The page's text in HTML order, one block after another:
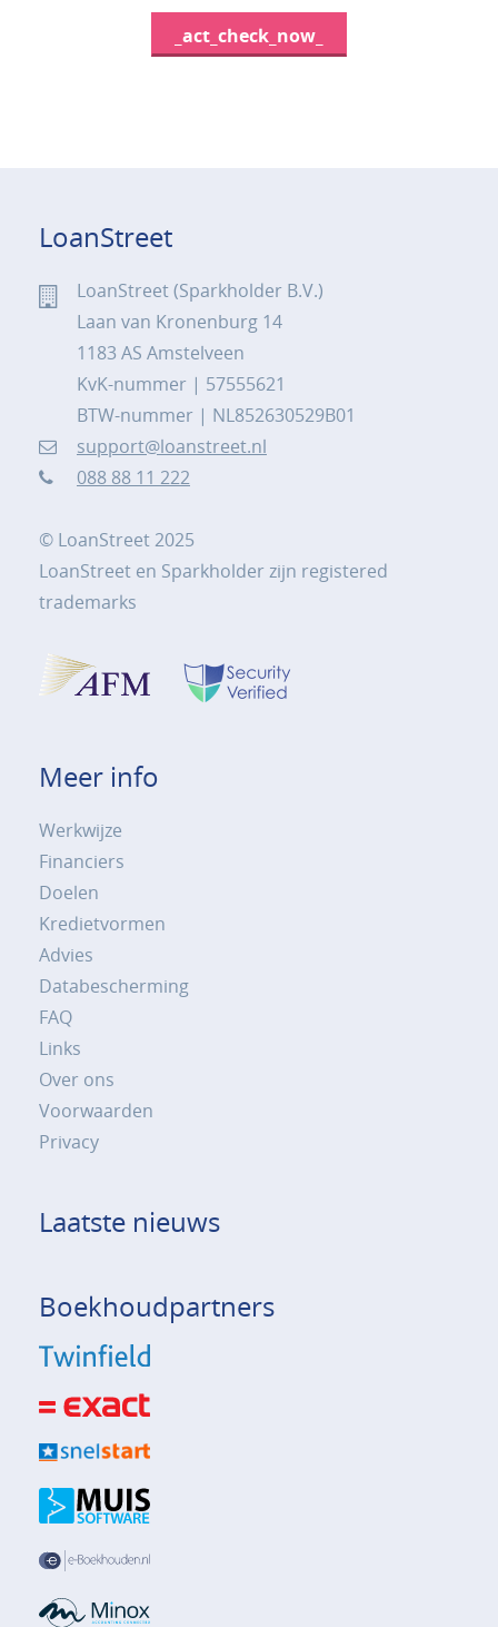
_act_check_now_
LoanStreet
LoanStreet (Sparkholder B.V.)
Laan van Kronenburg 14
1183 AS Amstelveen
KvK-nummer | 57555621
BTW-nummer | NL852630529B01
support@loanstreet.nl
088 88 11 222
© LoanStreet 2025
LoanStreet en Sparkholder zijn registered
trademarks
Meer info
Werkwijze
Financiers
Doelen
Kredietvormen
Advies
Databescherming
FAQ
Links
Over ons
Voorwaarden
Privacy
Laatste nieuws
Boekhoudpartners